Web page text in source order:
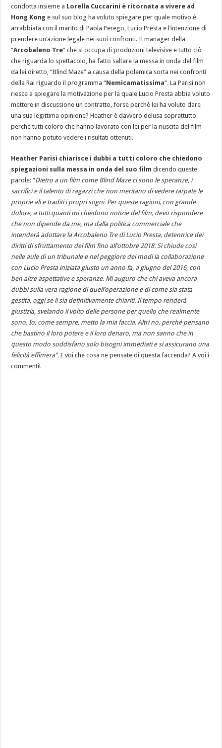
condotta insieme a Lorella Cuccarini è ritornata a vivere ad
Hong Kong e sul suo blog ha voluto spiegare per quale motivo è
arrabbiata con il marito di Paola Perego, Lucio Presta e l’intenzione di
prendere un’azione legale nei suoi confronti. Il manager della
“Arcobaleno Tre” che si occupa di produzioni televisive e tutto ciò
che riguarda lo spettacolo, ha fatto saltare la messa in onda del film
da lei diretto, “Blind Maze” a causa della polemica sorta nei confronti
della Rai riguardo il programma “Nemicamatissima“. La Parisi non
riesce a spiegare la motivazione per la quale Lucio Presta abbia voluto
mettere in discussione un contratto, forse perchè lei ha voluto dare
una sua legittima opinione? Heather è davvero delusa soprattutto
perchè tutti coloro che hanno lavorato con lei per la riuscita del film
non hanno potuto vedere i risultati ottenuti.
Heather Parisi chiarisce i dubbi a tutti coloro che chiedono
spiegazioni sulla messa in onda del suo film dicendo queste
parole: “Dietro a un film come Blind Maze ci sono le speranze, i
sacrifici e il talento di ragazzi che non meritano di vedere tarpate le
proprie ali e traditi i propri sogni. Per queste ragioni, con grande
dolore, a tutti quanti mi chiedono notizie del film, devo rispondere
che non dipende da me, ma dalla politica commerciale che
intenderà adottare la Arcobaleno Tre di Lucio Presta, detentrice dei
diritti di sfruttamento del film fino all’ottobre 2018. Si chiude così
nelle aule di un tribunale e nel peggiore dei modi la collaborazione
con Lucio Presta iniziata giusto un anno fa, a giugno del 2016, con
ben altre aspettative e speranze. Mi auguro che chi aveva ancora
dubbi sulla vera ragione di quell’operazione e di come sia stata
gestita, oggi se li sia definitivamente chiariti. Il tempo renderà
giustizia, svelando il volto delle persone per quello che realmente
sono. Io, come sempre, metto la mia faccia. Altri no, perché pensano
che bastino il loro potere e il loro denaro, ma non sanno che in
questo modo soddisfano solo bisogni immediati e si assicurano una
felicità effimera”.E voi che cosa ne pensate di questa faccenda? A voi i
commenti!